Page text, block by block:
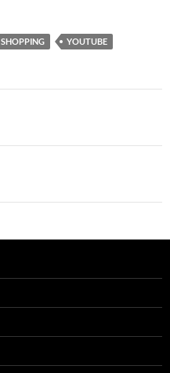
SHOPPING YOUTUBE